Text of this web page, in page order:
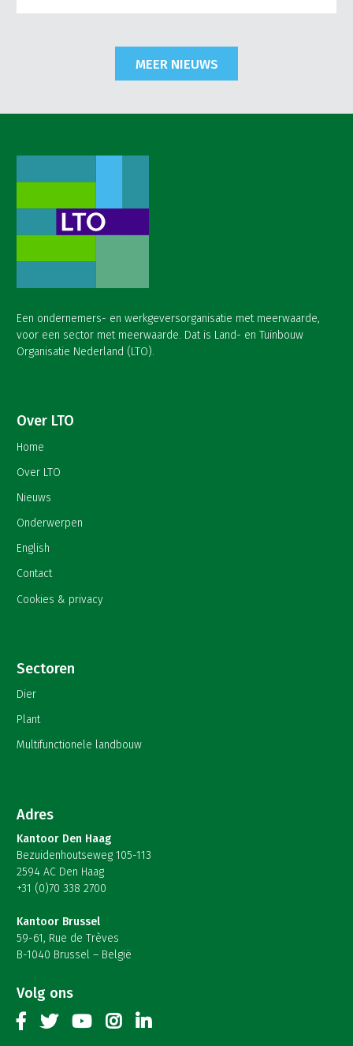
MEER NIEUWS
Een ondernemers- en werkgeversorganisatie met meerwaarde,
voor een sector met meerwaarde. Dat is Land- en Tuinbouw
Organisatie Nederland (LTO).
Over LTO
Home
Over LTO
Nieuws
Onderwerpen
English
Contact
Cookies & privacy
Sectoren
Dier
Plant
Multifunctionele landbouw
Adres
Kantoor Den Haag
Bezuidenhoutseweg 105-113
2594 AC Den Haag
+31 (0)70 338 2700
Kantoor Brussel
59-61, Rue de Trèves
B-1040 Brussel – België
Volg ons